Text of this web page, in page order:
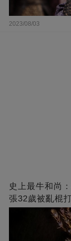
2023/08/03
史上最牛和尚
張32歲被亂棍